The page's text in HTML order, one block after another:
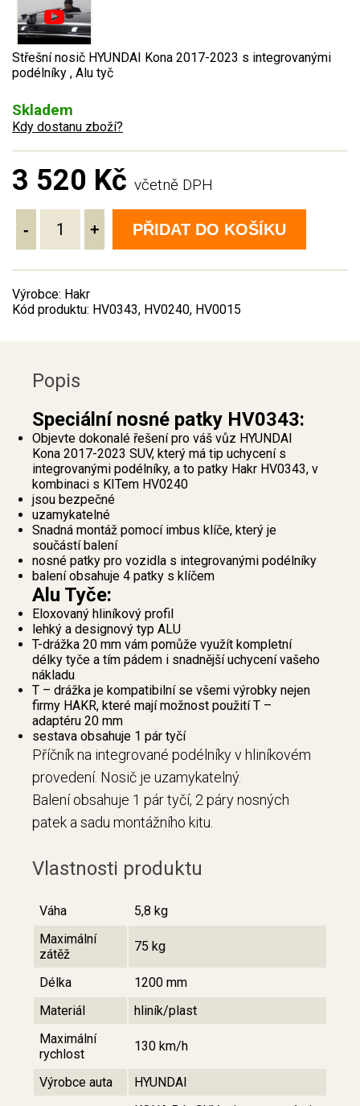
Střešní nosič HYUNDAI Kona 2017-2023 s integrovanými
podélníky , Alu tyč
Skladem
Kdy dostanu zboží?
3 520 Kč včetně DPH
- + PŘIDAT DO KOŠÍKU
Výrobce: Hakr
Kód produktu: HV0343, HV0240, HV0015
Popis
Speciální nosné patky HV0343:
Objevte dokonalé řešení pro váš vůz HYUNDAI
Kona 2017-2023 SUV, který má tip uchycení s
integrovanými podélníky, a to patky Hakr HV0343, v
kombinaci s KITem HV0240
jsou bezpečné
uzamykatelné
Snadná montáž pomocí imbus klíče, který je
součástí balení
nosné patky pro vozidla s integrovanými podélníky
balení obsahuje 4 patky s klíčem
Alu Tyče:
Eloxovaný hliníkový profil
lehký a designový typ ALU
T-drážka 20 mm vám pomůže využít kompletní
délky tyče a tím pádem i snadnější uchycení vašeho
nákladu
T – drážka je kompatibilní se všemi výrobky nejen
firmy HAKR, které mají možnost použití T –
adaptéru 20 mm
sestava obsahuje 1 pár tyčí
Příčník na integrované podélníky v hliníkovém
provedení. Nosič je uzamykatelný.
Balení obsahuje 1 pár tyčí, 2 páry nosných
patek a sadu montážního kitu.
Vlastnosti produktu
Váha
5,8 kg
Maximální
zátěž
75 kg
Délka
1200 mm
Materiál
hliník/plast
Maximální
rychlost
130 km/h
Výrobce auta
HYUNDAI